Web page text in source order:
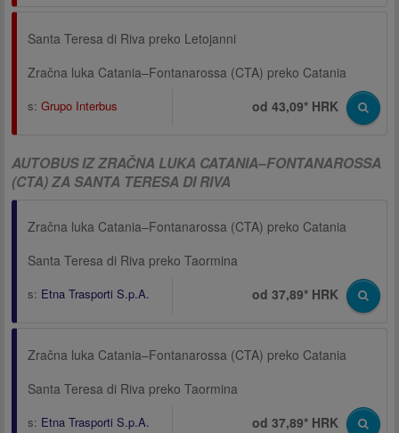
Santa Teresa di Riva preko Letojanni
Zračna luka Catania–Fontanarossa (CTA) preko Catania
s: Grupo Interbus od 43,09* HRK
AUTOBUS IZ ZRAČNA LUKA CATANIA–FONTANAROSSA
(CTA) ZA SANTA TERESA DI RIVA
Zračna luka Catania–Fontanarossa (CTA) preko Catania
Santa Teresa di Riva preko Taormina
s: Etna Trasporti S.p.A. od 37,89* HRK
Zračna luka Catania–Fontanarossa (CTA) preko Catania
Santa Teresa di Riva preko Taormina
s: Etna Trasporti S.p.A. od 37,89* HRK